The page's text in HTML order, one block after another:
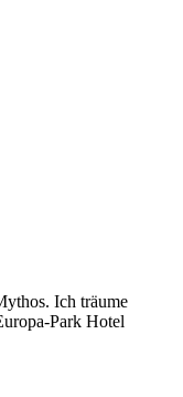
Ich träume
Park Hotel